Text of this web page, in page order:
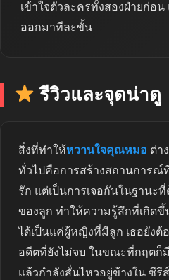
เข้าใจตัวละครทั้งสองฝ่ายก่อ
ออกมาทีละขั้น
รีวิวและจุดน่าดู
สิ่งที่ทำให้หวานใจคุณหมอ ต่า
ทั่วไปคือการสร้างสถานการณ์
รัก แต่เป็นการเจอกันในฐานะ
ของลูก ทำให้ความรู้สึกที่เกิด
ได้เป็นแค่ผู้หญิงที่มีลูก เธอยังต้
อดีตที่ยังไม่จบ ในขณะที่กฤตก็
แล้วกำลังสั่นไหวอยู่ข้างใน ซีรี